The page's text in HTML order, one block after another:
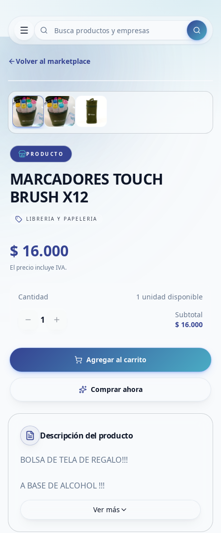
Buscar
Volver al marketplace
1/3
PRODUCTO
MARCADORES TOUCH
BRUSH X12
LIBRERIA Y PAPELERIA
$ 16.000
El precio incluye IVA.
Cantidad 1 unidad disponible
1
Subtotal
$ 16.000
Agregar al carrito
Comprar ahora
Descripción del producto
BOLSA DE TELA DE REGALO!!!
A BASE DE ALCOHOL !!!
Ver más